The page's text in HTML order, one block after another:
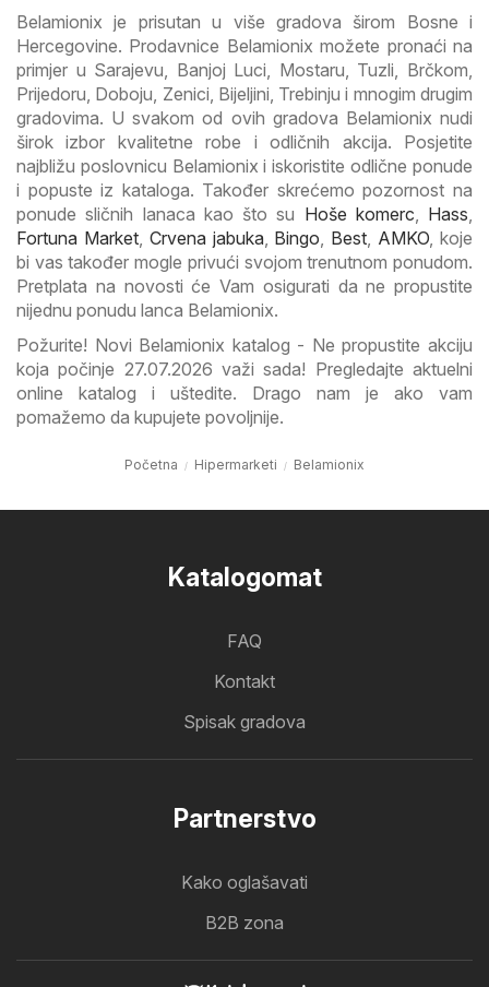
Belamionix je prisutan u više gradova širom Bosne i
Hercegovine. Prodavnice Belamionix možete pronaći na
primjer u Sarajevu, Banjoj Luci, Mostaru, Tuzli, Brčkom,
Prijedoru, Doboju, Zenici, Bijeljini, Trebinju i mnogim drugim
gradovima. U svakom od ovih gradova Belamionix nudi
širok izbor kvalitetne robe i odličnih akcija. Posjetite
najbližu poslovnicu Belamionix i iskoristite odlične ponude
i popuste iz kataloga. Također skrećemo pozornost na
ponude sličnih lanaca kao što su Hoše komerc, Hass,
Fortuna Market, Crvena jabuka, Bingo, Best, AMKO, koje
bi vas također mogle privući svojom trenutnom ponudom.
Pretplata na novosti će Vam osigurati da ne propustite
nijednu ponudu lanca Belamionix.
Požurite! Novi Belamionix katalog - Ne propustite akciju
koja počinje 27.07.2026 važi sada! Pregledajte aktuelni
online katalog i uštedite. Drago nam je ako vam
pomažemo da kupujete povoljnije.
Početna Hipermarketi Belamionix
Katalogomat
FAQ
Kontakt
Spisak gradova
Partnerstvo
Kako oglašavati
B2B zona